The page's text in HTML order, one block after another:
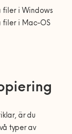
i Windows
i Mac-OS
är du
typer av